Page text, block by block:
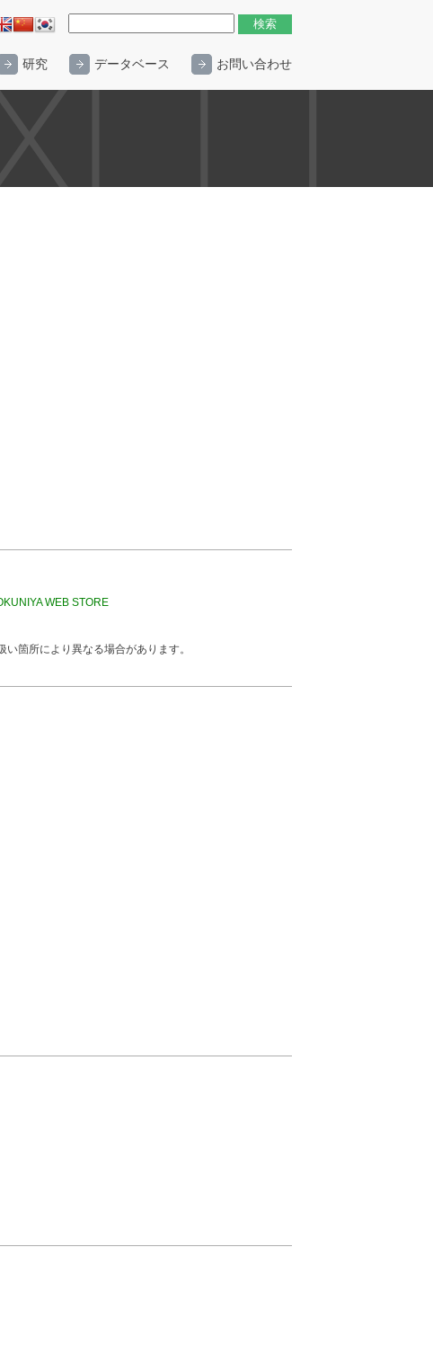
研究 データベース お問い合わせ
WEB STORE
箇所により異なる場合があります。